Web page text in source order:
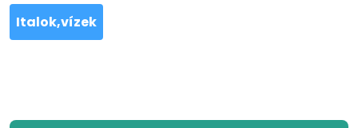
Italok,vízek